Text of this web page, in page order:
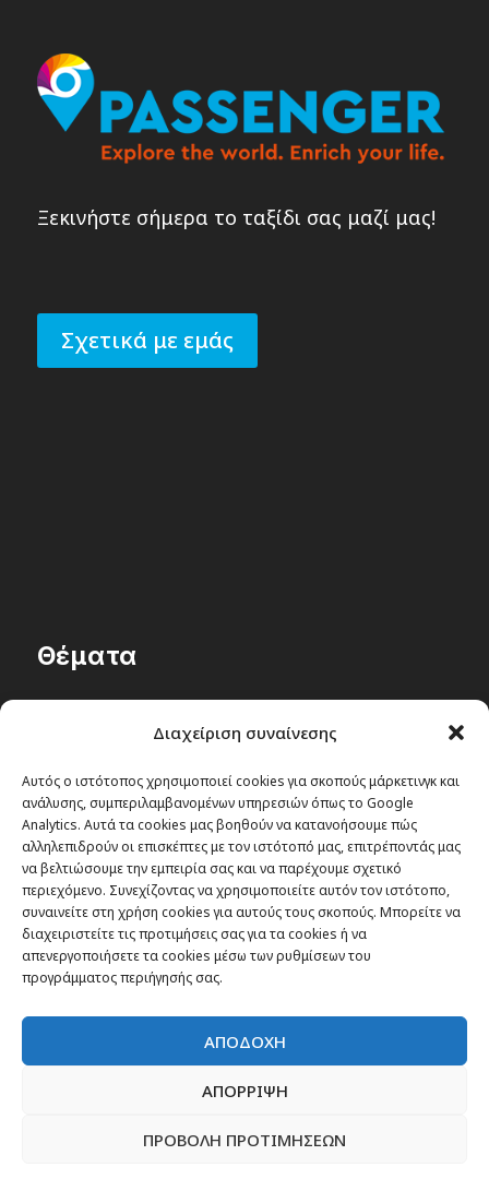
Διαχείριση συναίνεσης
Αυτός ο ιστότοπος χρησιμοποιεί cookies για σκοπούς μάρκετινγκ και
ανάλυσης, συμπεριλαμβανομένων υπηρεσιών όπως το Google
Analytics. Αυτά τα cookies μας βοηθούν να κατανοήσουμε πώς
αλληλεπιδρούν οι επισκέπτες με τον ιστότοπό μας, επιτρέποντάς μας
να βελτιώσουμε την εμπειρία σας και να παρέχουμε σχετικό
περιεχόμενο. Συνεχίζοντας να χρησιμοποιείτε αυτόν τον ιστότοπο,
συναινείτε στη χρήση cookies για αυτούς τους σκοπούς. Μπορείτε να
διαχειριστείτε τις προτιμήσεις σας για τα cookies ή να
απενεργοποιήσετε τα cookies μέσω των ρυθμίσεων του
προγράμματος περιήγησής σας.
ΑΠΟΔΟΧΗ
ΑΠΟΡΡΙΨΗ
ΠΡΟΒΟΛΗ ΠΡΟΤΙΜΗΣΕΩΝ
Ξεκινήστε σήμερα το ταξίδι σας μαζί μας!
Σχετικά με εμάς
Θέματα
Passenger στον κόσμο
TRAVEL NEWS
Οργάνωσε το ταξίδι σου
CITY and CULTURE
Newsletter